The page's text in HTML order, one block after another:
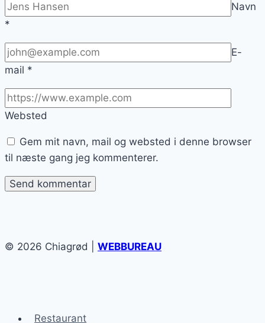
Navn
*
E-
mail *
Websted
Gem mit navn, mail og websted i denne browser
til næste gang jeg kommenterer.
© 2026 Chiagrød | WEBBUREAU
Restaurant